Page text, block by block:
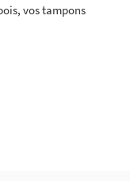
vos tampons